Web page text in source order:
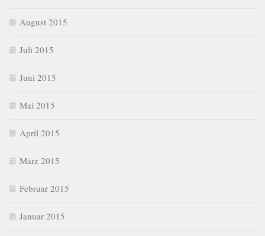
August 2015
Juli 2015
Juni 2015
Mai 2015
April 2015
März 2015
Februar 2015
Januar 2015